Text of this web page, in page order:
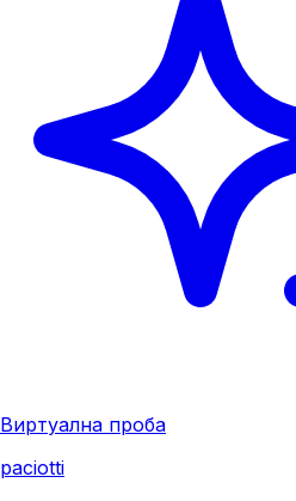
Виртуална проба
paciotti